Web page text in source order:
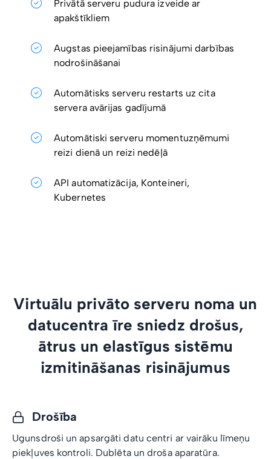
Privātā serveru pudura izveide ar
apakštīkliem
Augstas pieejamības risinājumi darbības
nodrošināšanai
Automātisks serveru restarts uz cita
servera avārijas gadījumā
Automātiski serveru momentuzņēmumi
reizi dienā un reizi nedēļā
API automatizācija, Konteineri,
Kubernetes
Virtuālu privāto serveru noma un
datucentra īre sniedz drošus,
ātrus un elastīgus sistēmu
izmitināšanas risinājumus
Drošība
Ugunsdroši un apsargāti datu centri ar vairāku līmeņu
piekļuves kontroli. Dublēta un droša aparatūra.